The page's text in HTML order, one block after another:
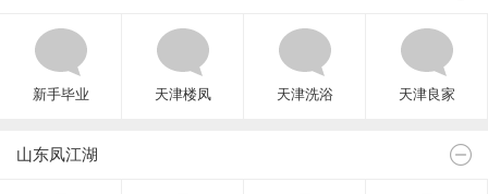
新手毕业 天津楼凤 天津洗浴 天津良家
山东凤江湖